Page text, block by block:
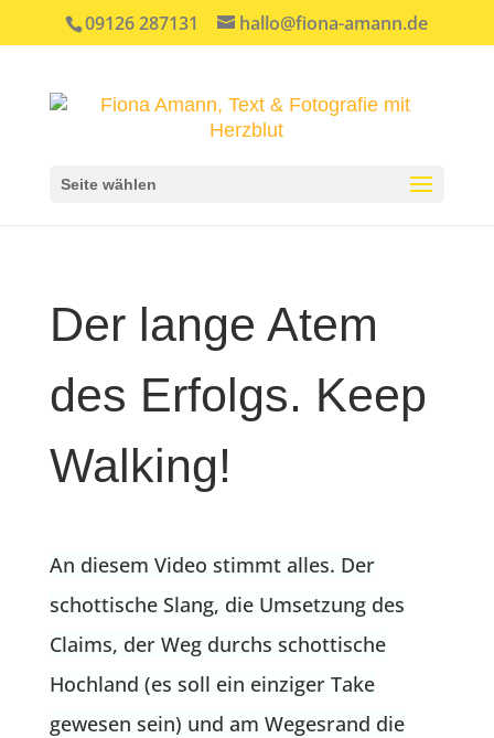
09126 287131 hallo@fiona-amann.de
Seite wählen
Der lange Atem
des Erfolgs. Keep
Walking!
An diesem Video stimmt alles. Der
schottische Slang, die Umsetzung des
Claims, der Weg durchs schottische
Hochland (es soll ein einziger Take
gewesen sein) und am Wegesrand die